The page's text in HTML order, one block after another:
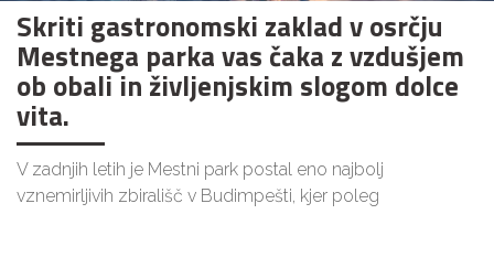
Skriti gastronomski zaklad v osrčju
Mestnega parka vas čaka z vzdušjem
ob obali in življenjskim slogom dolce
vita.
V zadnjih letih je Mestni park postal eno najbolj
vznemirljivih zbirališč v Budimpešti, kjer poleg